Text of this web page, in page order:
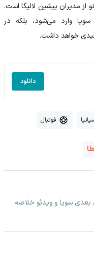
از مدیران پیشین لالیگا است.
وارد می‌شود، بلکه در
خواهد داشت.
دانلود
فوتبال
بعدی سویا و ویدئو خلاصه